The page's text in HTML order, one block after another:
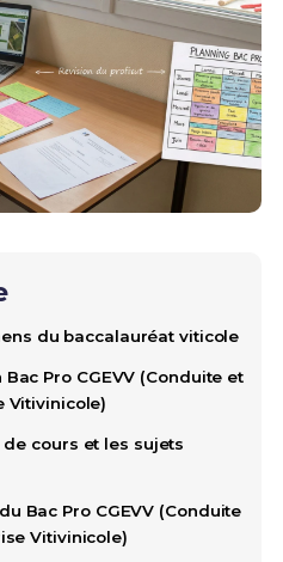
du baccalauréat viticole
Pro CGEVV (Conduite et
Vitivinicole)
cours et les sujets
Bac Pro CGEVV (Conduite
Vitivinicole)